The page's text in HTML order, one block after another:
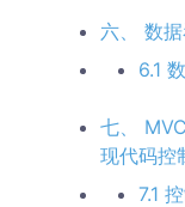
六、 数
6.1
七、
现代码控
7.1